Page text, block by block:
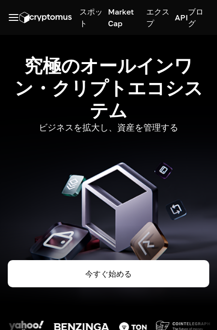
スポッ
ト
Market
Cap
エクス
プ
API
ブロ
グ
究極のオールインワ
ン・クリプトエコシス
テム
ビジネスを拡大し、資産を管理する
今すぐ始める